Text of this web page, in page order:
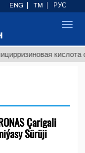
кислота
Çarigali
Sürüji
ENG TM РУС